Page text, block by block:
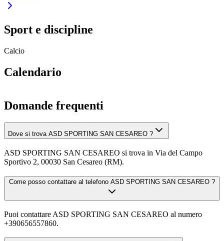
Sport e discipline
Calcio
Calendario
Domande frequenti
Dove si trova ASD SPORTING SAN CESAREO ?
ASD SPORTING SAN CESAREO si trova in Via del Campo
Sportivo 2, 00030 San Cesareo (RM).
Come posso contattare al telefono ASD SPORTING SAN CESAREO ?
Puoi contattare ASD SPORTING SAN CESAREO al numero
+390656557860.